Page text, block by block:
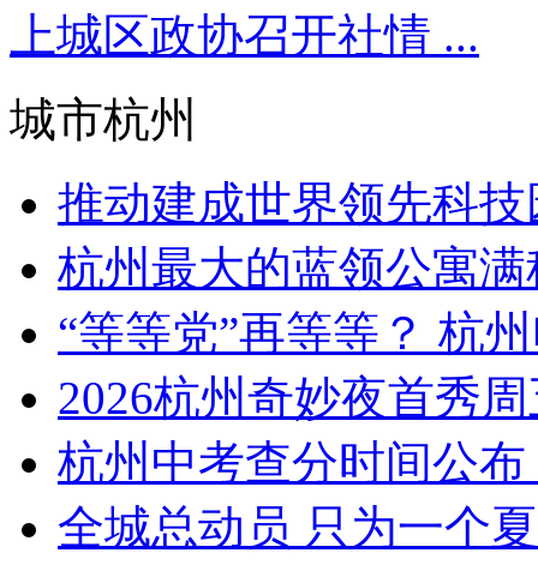
上城区政协召开社情 ...
城市杭州
推动建成世界领先科
杭州最大的蓝领公寓
“等等党”再等等？ 杭
2026杭州奇妙夜首秀
杭州中考查分时间公布
全城总动员 只为一个